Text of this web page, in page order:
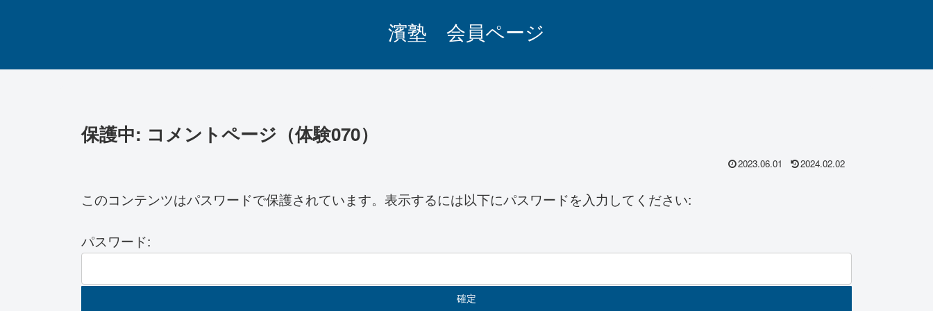
濱塾 会員ページ
保護中: コメントページ（体験070）
2023.06.01 2024.02.02
このコンテンツはパスワードで保護されています。表示するには以下にパスワードを入力してください:
パスワード: